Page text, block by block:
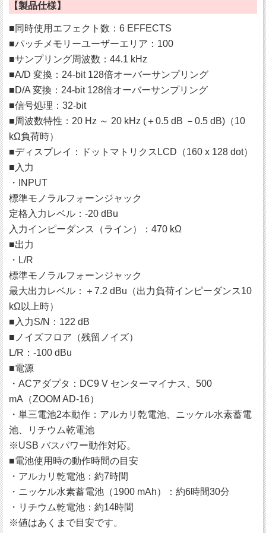
【製品仕様】
■同時使用エフェクト数：6 EFFECTS
■パッチメモリーユーザーエリア：100
■サンプリング周波数：44.1 kHz
■A/D 変換：24-bit 128倍オーバーサンプリング
■D/A 変換：24-bit 128倍オーバーサンプリング
■信号処理：32-bit
■周波数特性：20 Hz ～ 20 kHz (＋0.5 dB －0.5 dB)（10
kΩ負荷時）
■ディスプレイ：ドットマトリクスLCD（160 x 128 dot）
■入力
・INPUT
標準モノラルフォーンジャック
定格入力レベル：-20 dBu
入力インピーダンス（ライン）：470 kΩ
■出力
・L/R
標準モノラルフォーンジャック
最大出力レベル：＋7.2 dBu（出力負荷インピーダンス10
kΩ以上時）
■入力S/N：122 dB
■ノイズフロア（残留ノイズ）
L/R：-100 dBu
■電源
・ACアダプタ：DC9 V センターマイナス、500
mA（ZOOM AD-16）
・単三電池2本動作：アルカリ乾電池、ニッケル水素蓄電
池、リチウム乾電池
※USB バスパワー動作対応。
■電池使用時の動作時間の目安
・アルカリ乾電池：約7時間
・ニッケル水素蓄電池（1900 mAh）：約6時間30分
・リチウム乾電池：約14時間
※値はあくまで目安です。